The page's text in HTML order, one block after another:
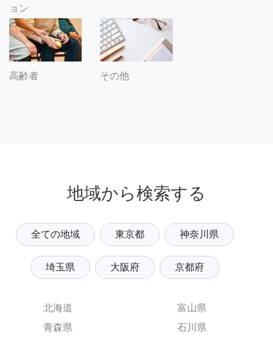
ョン
高齢者 その他
地域から検索する
全ての地域 東京都 神奈川県
埼玉県 大阪府 京都府
北海道
青森県
富山県
石川県